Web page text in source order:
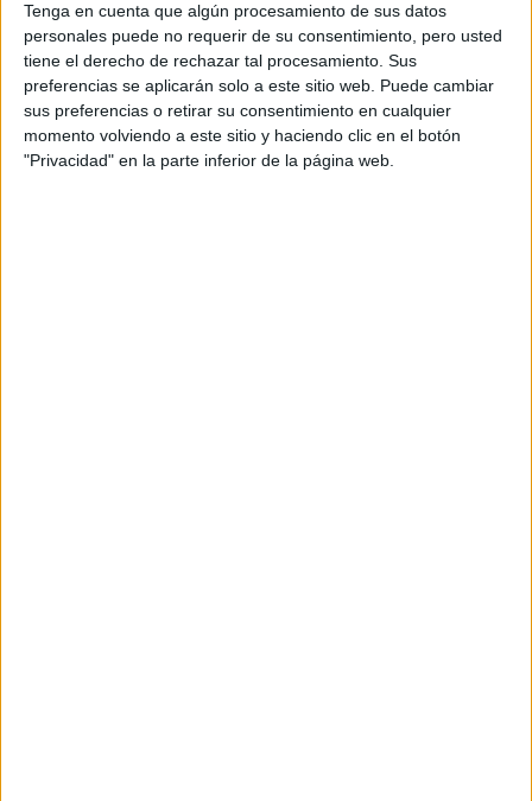
Tenga en cuenta que algún procesamiento de sus datos
personales puede no requerir de su consentimiento, pero usted
tiene el derecho de rechazar tal procesamiento. Sus
preferencias se aplicarán solo a este sitio web. Puede cambiar
sus preferencias o retirar su consentimiento en cualquier
momento volviendo a este sitio y haciendo clic en el botón
"Privacidad" en la parte inferior de la página web.
Microbiología
Nanociencia y Nanotecnología
Neurociencia
Oncología
Ordenación del Territorio
Otros Másteres de Ciencias
Paleontología